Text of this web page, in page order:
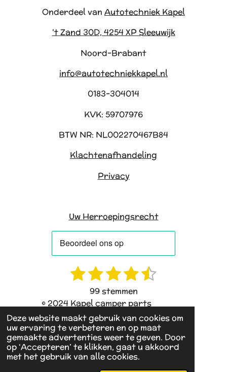
Deze website maakt gebruik van cookies om
uw ervaring te verbeteren en op maat
gemaakte advertenties weer te geven. Door
op ‘Accepteren’ te klikken, gaat u akkoord
met het gebruik van alle cookies.
Onderdeel van Autotechniek Kapel
't Zand 30D, 4254 XP Sleeuwijk
Noord-Brabant
info@autotechniekkapel.nl
0183-304014
KVK: 59707976
BTW NR: NL002270467B84
Klachtenafhandeling
Privacy
Uw Herroepingsrecht
i
n
g
4
1
t
e
r
2
s
t
e
r
r
3
s
t
e
r
r
4
s
t
e
r
r
5
t
e
r
r
m
m
e
n
99 stemmen
© 2024 Kapel camper parts